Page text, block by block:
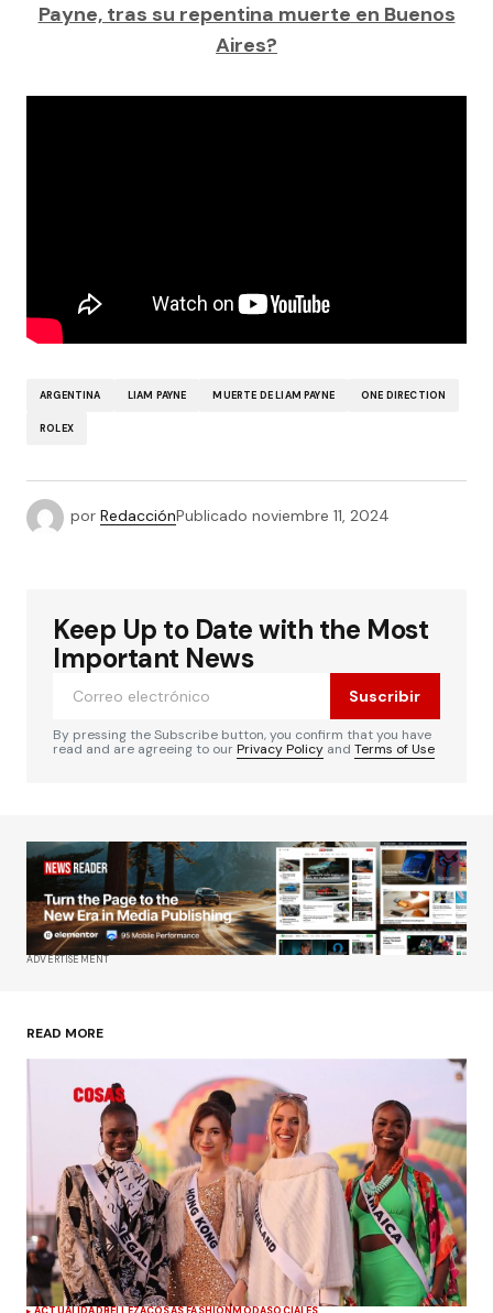
Payne, tras su repentina muerte en Buenos
Aires?
ARGENTINA LIAM PAYNE MUERTE DE LIAM PAYNE ONE DIRECTION
ROLEX
por RedacciónPublicado noviembre 11, 2024
Keep Up to Date with the Most
Important News
Suscribir
By pressing the Subscribe button, you confirm that you have
read and are agreeing to ourPrivacy Policy and Terms of Use
ADVERTISEMENT
READ MORE